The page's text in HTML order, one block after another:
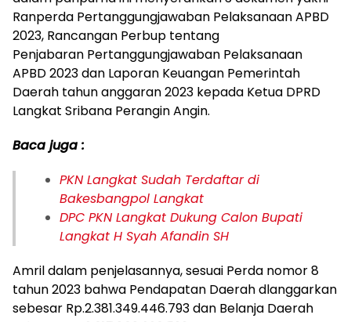
Ranperda Pertanggungjawaban Pelaksanaan APBD
2023, Rancangan Perbup tentang
Penjabaran Pertanggungjawaban Pelaksanaan
APBD 2023 dan Laporan Keuangan Pemerintah
Daerah tahun anggaran 2023 kepada Ketua DPRD
Langkat Sribana Perangin Angin.
Baca juga :
PKN Langkat Sudah Terdaftar di
Bakesbangpol Langkat
DPC PKN Langkat Dukung Calon Bupati
Langkat H Syah Afandin SH
Amril dalam penjelasannya, sesuai Perda nomor 8
tahun 2023 bahwa Pendapatan Daerah dlanggarkan
sebesar Rp.2.381.349.446.793 dan Belanja Daerah